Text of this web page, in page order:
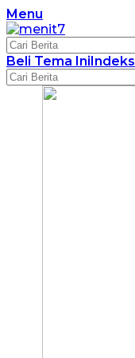
Langsung
ke
konten
Menu
Beli Tema IniIndeks